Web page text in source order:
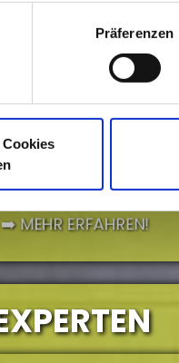
Präferenzen
MIT..?
GIBT ES AUF DER
MEHR ERFAHREN!